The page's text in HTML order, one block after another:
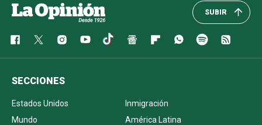
SUBIR
SECCIONES
Estados Unidos
Inmigración
Mundo
América Latina